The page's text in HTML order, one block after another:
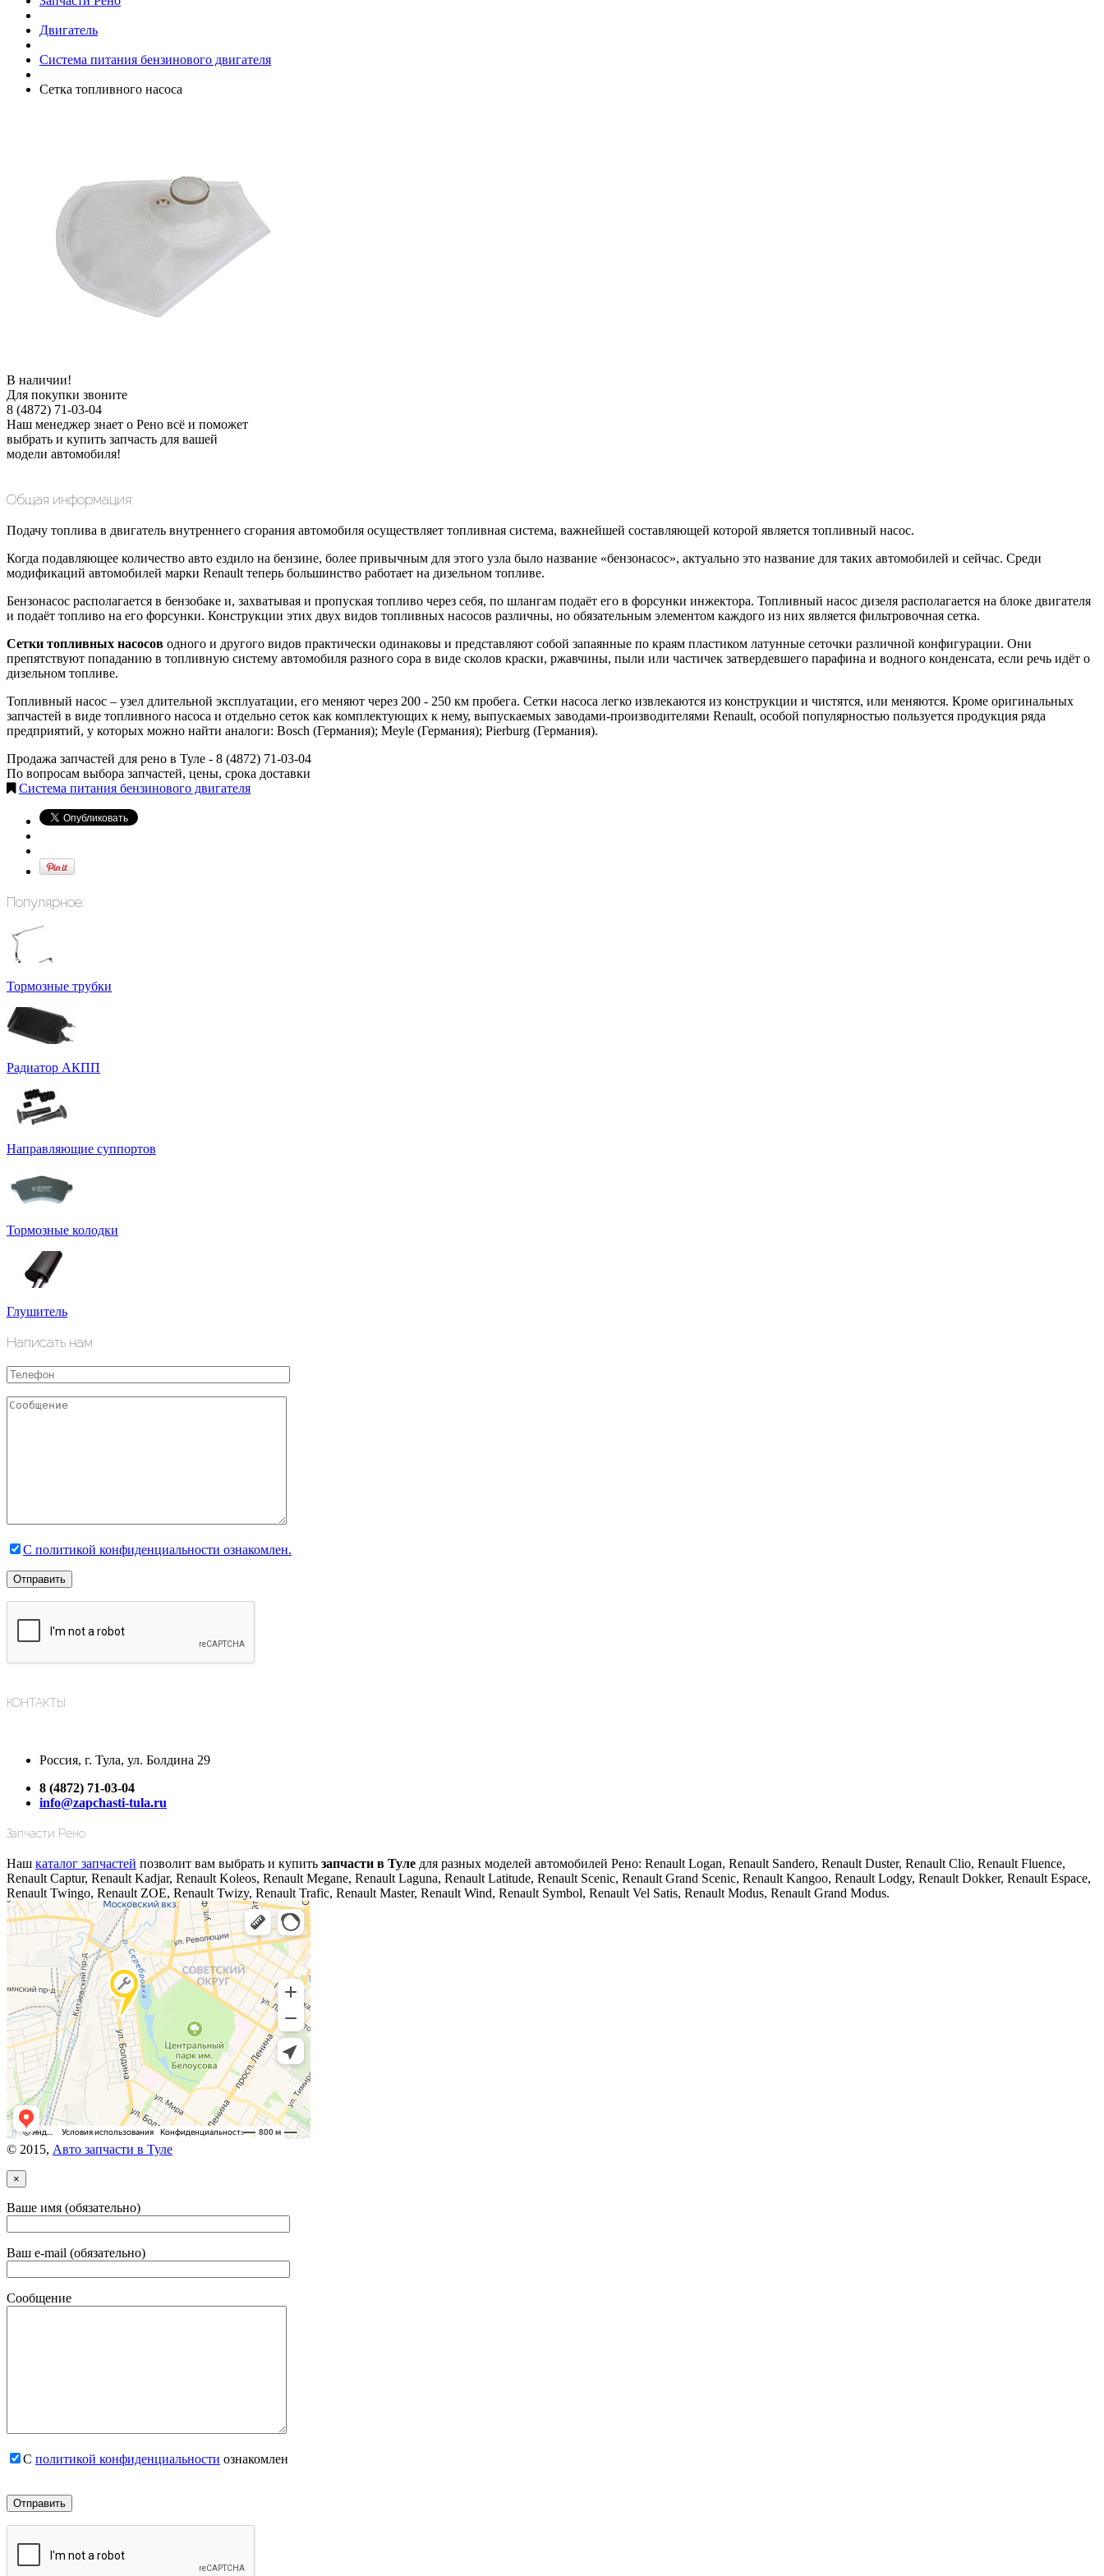
Двигатель
Система питания бензинового двигателя
Сетка топливного насоса
В наличии!
Для покупки звоните
8 (4872) 71-03-04
Наш менеджер знает о Рено всё и поможет
выбрать и купить запчасть для вашей
модели автомобиля!
Общая информация:
Подачу топлива в двигатель внутреннего сгорания автомобиля осуществляет топливная система, важнейшей составляющей которой является топливный насос.
Когда подавляющее количество авто ездило на бензине, более привычным для этого узла было название «бензонасос», актуально это название для таких автомобилей и сейчас. Среди
модификаций автомобилей марки Renault теперь большинство работает на дизельном топливе.
Бензонасос располагается в бензобаке и, захватывая и пропуская топливо через себя, по шлангам подаёт его в форсунки инжектора. Топливный насос дизеля располагается на блоке двигателя
и подаёт топливо на его форсунки. Конструкции этих двух видов топливных насосов различны, но обязательным элементом каждого из них является фильтровочная сетка.
Сетки топливных насосов одного и другого видов практически одинаковы и представляют собой запаянные по краям пластиком латунные сеточки различной конфигурации. Они
препятствуют попаданию в топливную систему автомобиля разного сора в виде сколов краски, ржавчины, пыли или частичек затвердевшего парафина и водного конденсата, если речь идёт о
дизельном топливе.
Топливный насос – узел длительной эксплуатации, его меняют через 200 - 250 км пробега. Сетки насоса легко извлекаются из конструкции и чистятся, или меняются. Кроме оригинальных
запчастей в виде топливного насоса и отдельно сеток как комплектующих к нему, выпускаемых заводами-производителями Renault, особой популярностью пользуется продукция ряда
предприятий, у которых можно найти аналоги: Bosch (Германия); Meyle (Германия); Pierburg (Германия).
Продажа запчастей для рено в Туле - 8 (4872) 71-03-04
По вопросам выбора запчастей, цены, срока доставки
Система питания бензинового двигателя
Популярное:
Тормозные трубки
Радиатор АКПП
Направляющие суппортов
Тормозные колодки
Глушитель
Написать нам
С политикой конфиденциальности ознакомлен.
КОНТАКТЫ
Россия, г. Тула, ул. Болдина 29
8 (4872) 71-03-04
info@zapchasti-tula.ru
Запчасти Рено
Наш каталог запчастей позволит вам выбрать и купить запчасти в Туле для разных моделей автомобилей Рено: Renault Logan, Renault Sandero, Renault Duster, Renault Clio, Renault Fluence,
Renault Captur, Renault Kadjar, Renault Koleos, Renault Megane, Renault Laguna, Renault Latitude, Renault Scenic, Renault Grand Scenic, Renault Kangoo, Renault Lodgy, Renault Dokker, Renault Espace,
Renault Twingo, Renault ZOE, Renault Twizy, Renault Trafic, Renault Master, Renault Wind, Renault Symbol, Renault Vel Satis, Renault Modus, Renault Grand Modus.
© 2015, Авто запчасти в Туле
×
Ваше имя (обязательно)
Ваш e-mail (обязательно)
Сообщение
С политикой конфиденциальности ознакомлен